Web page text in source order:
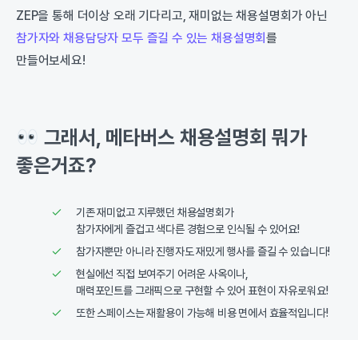
ZEP을 통해 더이상 오래 기다리고, 재미없는 채용설명회가 아닌
참가자와 채용담당자 모두 즐길 수 있는 채용설명회를
만들어보세요!
그래서, 메타버스 채용설명회 뭐가
좋은거죠?
기존 재미없고 지루했던 채용설명회가
참가자에게 즐겁고 색다른 경험으로 인식될 수 있어요!
참가자뿐만 아니라 진행자도 재밌게 행사를 즐길 수 있습니다!
현실에선 직접 보여주기 어려운 사옥이나,
매력포인트를 그래픽으로 구현할 수 있어 표현이 자유로워요!
또한 스페이스는 재활용이 가능해 비용 면에서 효율적입니다!